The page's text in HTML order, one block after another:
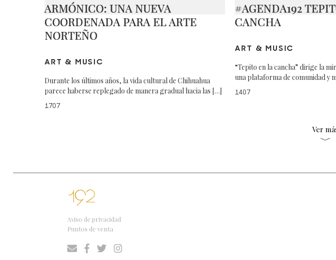
ARMÓNICO: UNA NUEVA
COORDENADA PARA EL ARTE
NORTEÑO
ART & MUSIC
Durante los últimos años, la vida cultural de Chihuahua
parece haberse replegado de manera gradual hacia las […]
1707
#AGENDA192
CANCHA
ART & MUSIC
“Tepito en la cancha” dirige la
una plataforma de comunidad y
1407
Ver
Aviso de privacidad
Puntos de venta